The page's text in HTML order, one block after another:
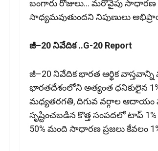
బంగారు రోజులు… మరోవైపు సాధారణ
సాధ్యమవుతుందని నిపుణులు
జీ–20 నివేదిక ..G-20 Report
జీ–20 నివేదిక భారత ఆర్థిక
భారతదేశంలోని అత్యంత ధనికులైన
మధ్యతరగతి, దిగువ వర్గాల ఆదాయం
సృష్టించబడిన కొత్త సంపదలో టాప్‌
50% మంది సాధారణ ప్రజలు కేవలం